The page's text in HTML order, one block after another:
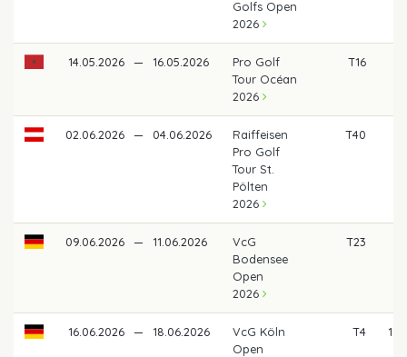
Golfs Open
2026
14.05.2026 — 16.05.2026
Pro Golf
Tour Océan
2026
T16
02.06.2026 — 04.06.2026
Raiffeisen
Pro Golf
Tour St.
Pölten
2026
T40
09.06.2026 — 11.06.2026
VcG
Bodensee
Open
2026
T23
16.06.2026 — 18.06.2026
VcG Köln
Open
T4